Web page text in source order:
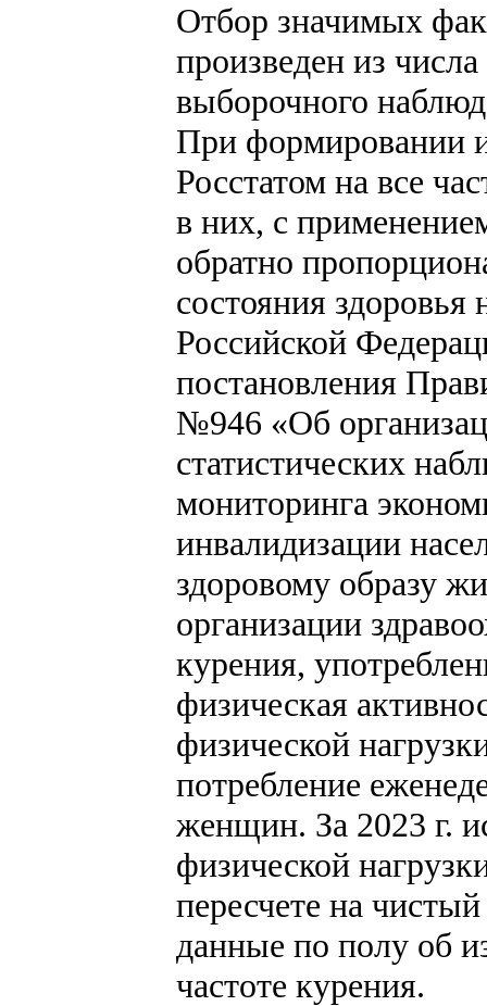
Отбор значимых
произведен из
выборочного
При формировании
Росстатом на все
в них, с
обратно
состояния здоровья
Российской
постановления
№946 «Об
статистических
мониторинга
инвалидизации
здоровому образу
организации
курения,
физическая
физической
потребление
женщин. За 2023 г.
физической
пересчете на
данные по полу об
частоте курения.